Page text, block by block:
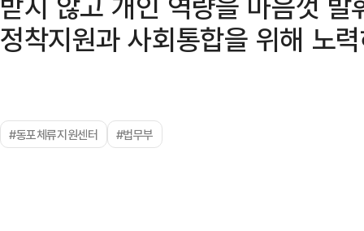
정착지원과 사회통합을 위해 노
#동포체류지원센터 #법무부